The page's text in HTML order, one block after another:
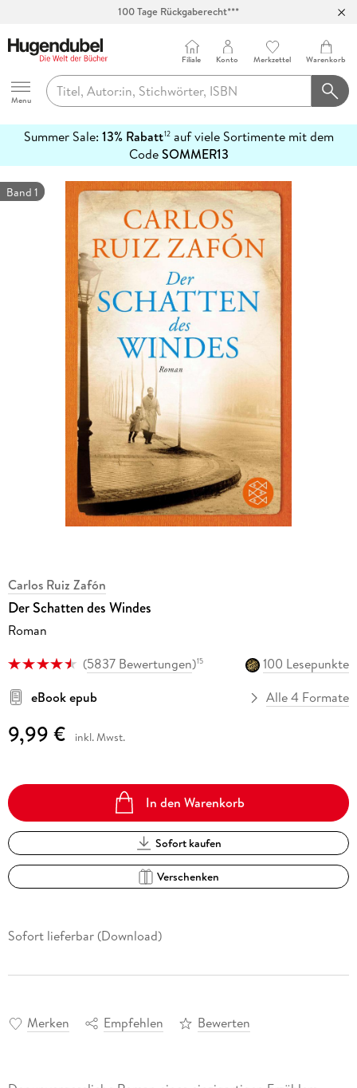
100 Tage Rückgaberecht***
Hugendubel
Menu
Filiale Konto Merkzettel Warenkorb
Summer Sale: 13% Rabatt12auf viele Sortimente mit dem
CodeSOMMER13
erfahren
Band 1
Carlos Ruiz Zafón
Der Schatten des Windes
Roman
(5837 Bewertungen)15
100 Lesepunkte
eBook epub
Alle 4 Formate
9,99 € inkl. Mwst.
In den Warenkorb
Sofort kaufen
Verschenken
Sofort lieferbar (Download)
Merken Empfehlen Bewerten